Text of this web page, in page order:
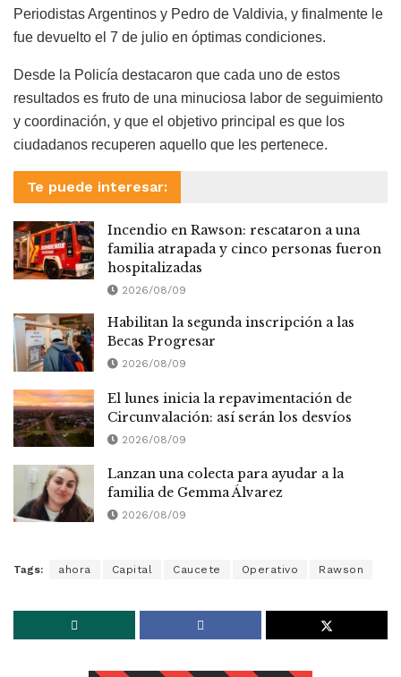
Periodistas Argentinos y Pedro de Valdivia, y finalmente le
fue devuelto el 7 de julio en óptimas condiciones.
Desde la Policía destacaron que cada uno de estos
resultados es fruto de una minuciosa labor de seguimiento
y coordinación, y que el objetivo principal es que los
ciudadanos recuperen aquello que les pertenece.
Te puede interesar:
Incendio en Rawson: rescataron a una
familia atrapada y cinco personas fueron
hospitalizadas
2026/08/09
Habilitan la segunda inscripción a las
Becas Progresar
2026/08/09
El lunes inicia la repavimentación de
Circunvalación: así serán los desvíos
2026/08/09
Lanzan una colecta para ayudar a la
familia de Gemma Álvarez
2026/08/09
Tags: ahora Capital Caucete Operativo Rawson